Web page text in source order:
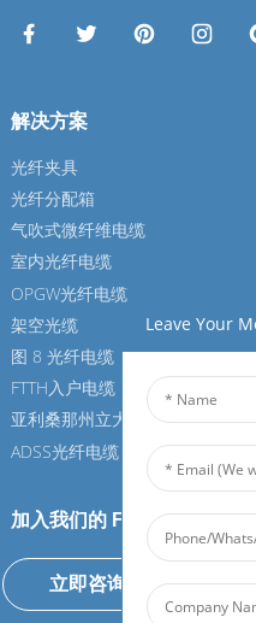
解决方案
光纤夹具
光纤分配箱
气吹式微纤维电缆
室内光纤电缆
OPGW光纤电缆
架空光缆
图 8 光纤电缆
FTTH入户电缆
亚利桑那州立大学光纤电缆
ADSS光纤电缆
加入我们的 Feiboer
立即咨询
Leave Your